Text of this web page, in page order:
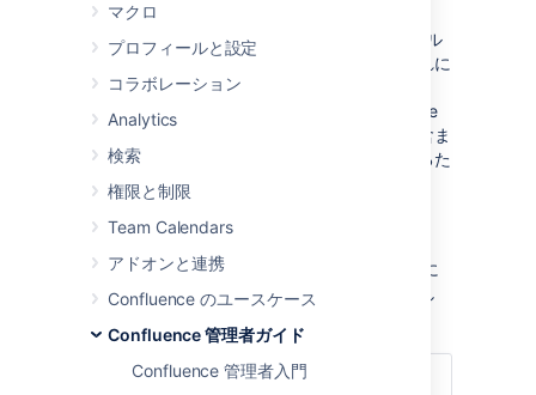
マクロ
プロフィールと設定
コラボレーション
Analytics
検索
権限と制限
Team Calendars
アドオンと連携
Confluence のユースケース
Confluence 管理者ガイド
Confluence 管理者入門
このセクションでは、Confluence インストール
の外部セットアップについて説明します。これに
は、Web サーバー、アプリケーション サーバ
ー、ディレクトリ、ファイルなど、Confluence
の実行環境に関するすべてを設定する情報が含ま
れます。アプリケーション内の設定を変更するた
めのガイドラインについては、代わりに
Confluence の設定
す。クライアント サイドでは、ユーザーは主に
Web ブラウザ経由で Confluence にアクセスし
関連ページ